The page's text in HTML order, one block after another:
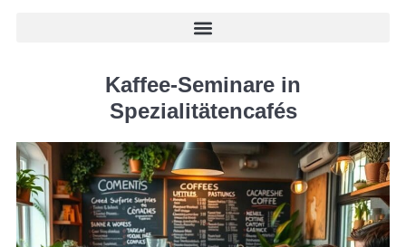
Kaffee-Seminare in
Spezialitätencafés